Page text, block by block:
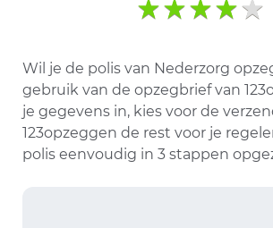
Wil je de polis van Nederzorg
gebruik van de opzegbrief van
je gegevens in, kies voor de
123opzeggen de rest voor je
polis eenvoudig in 3 stappen